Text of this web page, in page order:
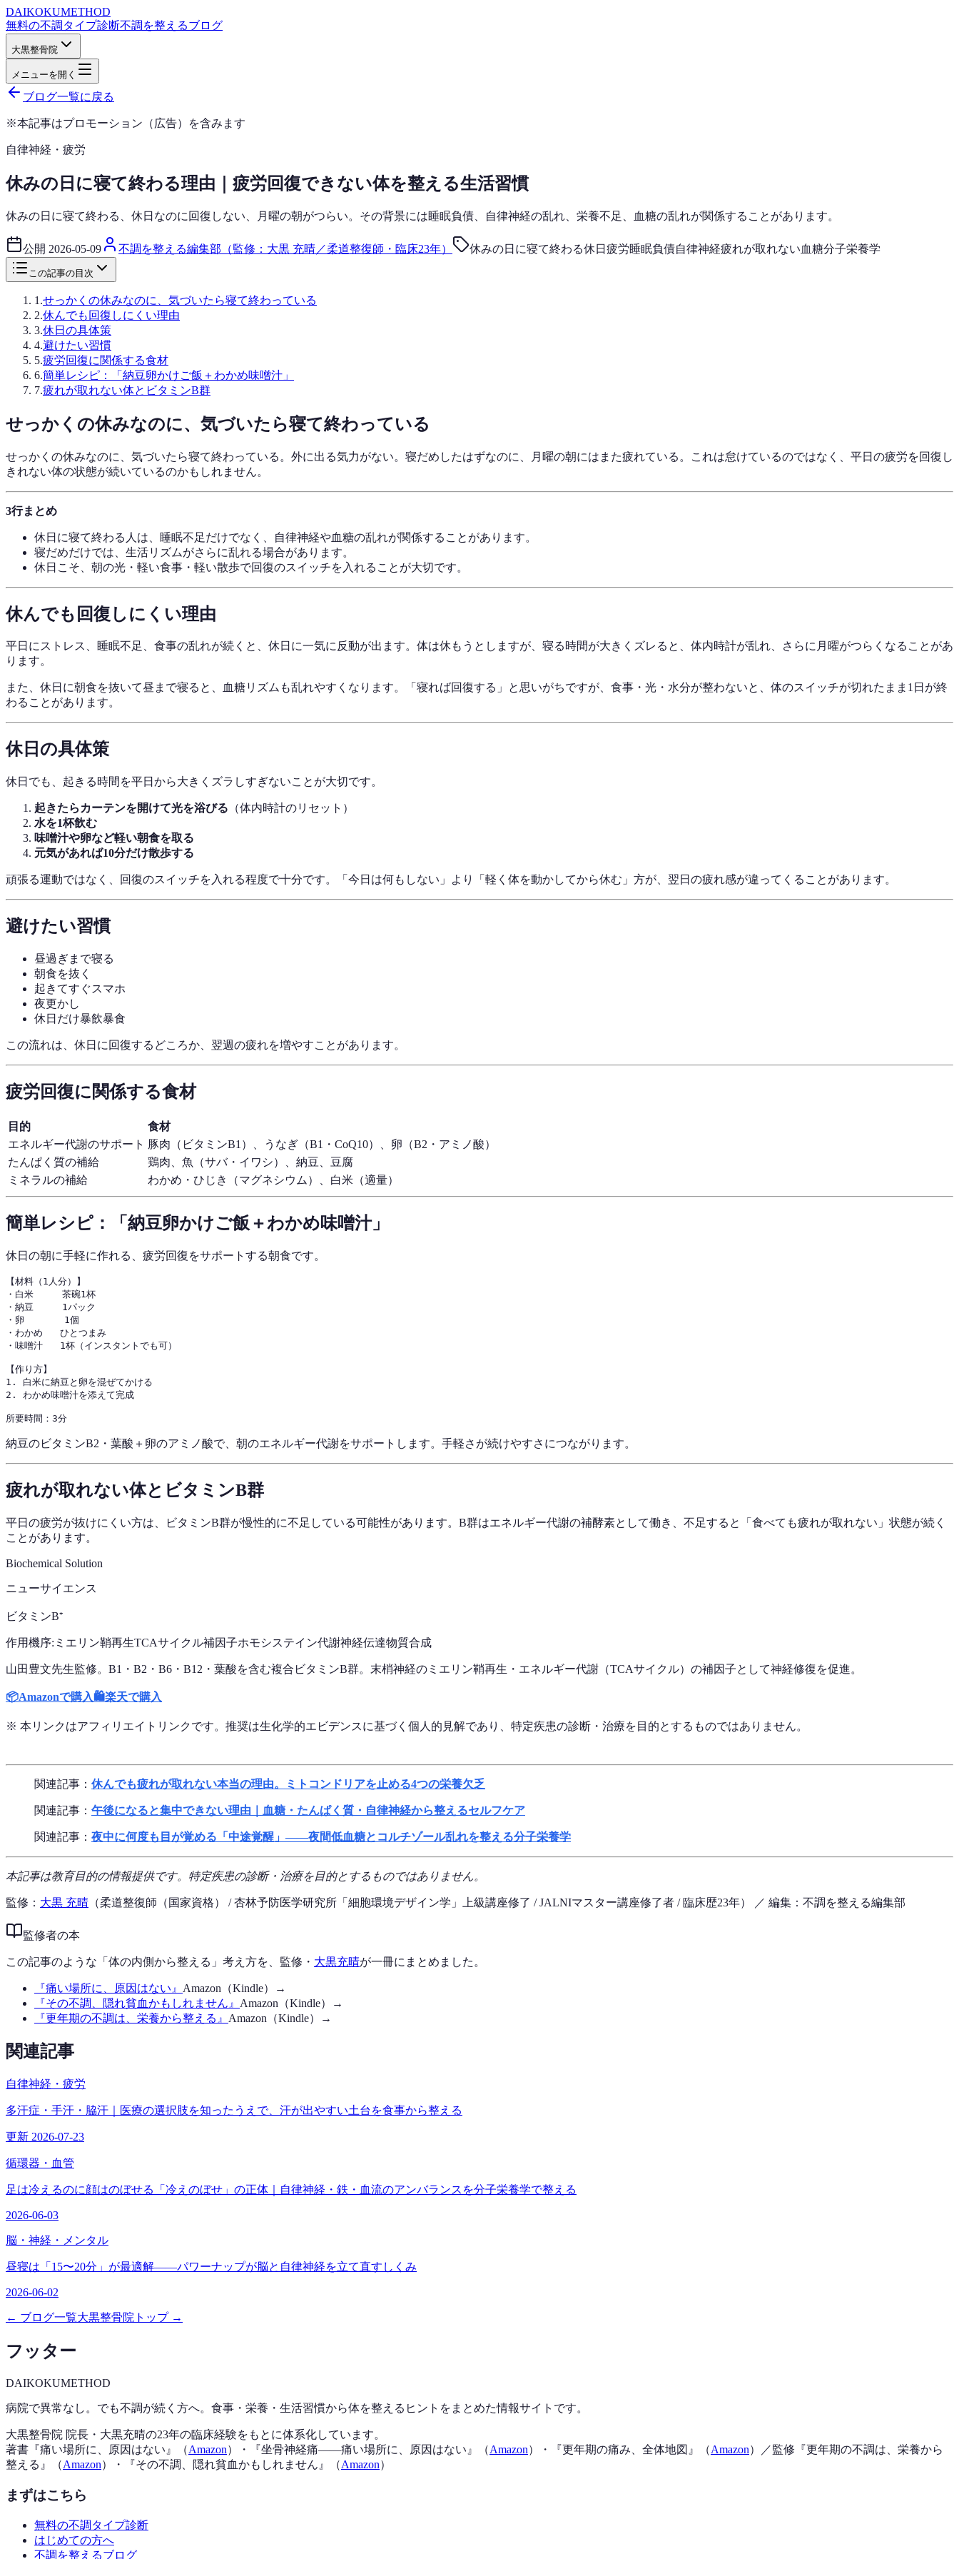
DAIKOKUMETHOD
無料の不調タイプ診断不調を整えるブログ
大黒整骨院
メニューを開く
ブログ一覧に戻る
※本記事はプロモーション（広告）を含みます
自律神経・疲労
休みの日に寝て終わる理由｜疲労回復できない体を整える生活習慣
休みの日に寝て終わる、休日なのに回復しない、月曜の朝がつらい。その背景には睡眠負債、自律神経の乱れ、栄養不足、血糖の乱れが関係することがあります。
公開 2026-05-09 不調を整える編集部（監修：大黒 充晴／柔道整復師・臨床23年） 休みの日に寝て終わる休日疲労睡眠負債自律神経疲れが取れない血糖分子栄養学
この記事の目次
1 .せっかくの休みなのに、気づいたら寝て終わっている
2.休んでも回復しにくい理由
3.休日の具体策
4.避けたい習慣
5.疲労回復に関係する食材
6.簡単レシピ：「納豆卵かけご飯＋わかめ味噌汁」
7.疲れが取れない体とビタミンB群
せっかくの休みなのに、気づいたら寝て終わっている
せっかくの休みなのに、気づいたら寝て終わっている。外に出る気力がない。寝だめしたはずなのに、月曜の朝にはまた疲れている。これは怠けているのではなく、平日の疲労を回復し
きれない体の状態が続いているのかもしれません。
3行まとめ
休日に寝て終わる人は、睡眠不足だけでなく、自律神経や血糖の乱れが関係することがあります。
寝だめだけでは、生活リズムがさらに乱れる場合があります。
休日こそ、朝の光・軽い食事・軽い散歩で回復のスイッチを入れることが大切です。
休んでも回復しにくい理由
平日にストレス、睡眠不足、食事の乱れが続くと、休日に一気に反動が出ます。体は休もうとしますが、寝る時間が大きくズレると、体内時計が乱れ、さらに月曜がつらくなることがあ
ります。
また、休日に朝食を抜いて昼まで寝ると、血糖リズムも乱れやすくなります。「寝れば回復する」と思いがちですが、食事・光・水分が整わないと、体のスイッチが切れたまま1日が終
わることがあります。
休日の具体策
休日でも、起きる時間を平日から大きくズラしすぎないことが大切です。
起きたらカーテンを開けて光を浴びる （体内時計のリセット）
水を1杯飲む
味噌汁や卵など軽い朝食を取る
元気があれば10分だけ散歩する
頑張る運動ではなく、回復のスイッチを入れる程度で十分です。「今日は何もしない」より「軽く体を動かしてから休む」方が、翌日の疲れ感が違ってくることがあります。
避けたい習慣
昼過ぎまで寝る
朝食を抜く
起きてすぐスマホ
夜更かし
休日だけ暴飲暴食
この流れは、休日に回復するどころか、翌週の疲れを増やすことがあります。
疲労回復に関係する食材
目的
食材
エネルギー代謝のサポート 豚肉（ビタミンB1）、うなぎ（B1・CoQ10）、卵（B2・アミノ酸）
たんぱく質の補給
鶏肉、魚（サバ・イワシ）、納豆、豆腐
ミネラルの補給
わかめ・ひじき（マグネシウム）、白米（適量）
簡単レシピ：「納豆卵かけご飯＋わかめ味噌汁」
休日の朝に手軽に作れる、疲労回復をサポートする朝食です。
【材料（1人分）】
・白米     茶碗1杯
・納豆     1パック
・卵       1個
・わかめ   ひとつまみ
・味噌汁   1杯（インスタントでも可）
【作り方】
1. 白米に納豆と卵を混ぜてかける
2. わかめ味噌汁を添えて完成
納豆のビタミンB2・葉酸＋卵のアミノ酸で、朝のエネルギー代謝をサポートします。手軽さが続けやすさにつながります。
疲れが取れない体とビタミンB群
平日の疲労が抜けにくい方は、ビタミンB群が慢性的に不足している可能性があります。B群はエネルギー代謝の補酵素として働き、不足すると「食べても疲れが取れない」状態が続く
ことがあります。
Biochemical Solution
ニューサイエンス
ビタミンB⁺
作用機序: ミエリン鞘再生TCAサイクル補因子ホモシステイン代謝神経伝達物質合成
山田豊文先生監修。B1・B2・B6・B12・葉酸を含む複合ビタミンB群。末梢神経のミエリン鞘再生・エネルギー代謝（TCAサイクル）の補因子として神経修復を促進。
📦Amazonで購入🛍️楽天で購入
※ 本リンクはアフィリエイトリンクです。推奨は生化学的エビデンスに基づく個人的見解であり、特定疾患の診断・治療を目的とするものではありません。
関連記事： 休んでも疲れが取れない本当の理由。ミトコンドリアを止める4つの栄養欠乏
関連記事： 午後になると集中できない理由｜血糖・たんぱく質・自律神経から整えるセルフケア
関連記事： 夜中に何度も目が覚める「中途覚醒」——夜間低血糖とコルチゾール乱れを整える分子栄養学
本記事は教育目的の情報提供です。特定疾患の診断・治療を目的とするものではありません。
監修： 大黒 充晴 （柔道整復師（国家資格） / 杏林予防医学研究所「細胞環境デザイン学」上級講座修了 / JALNIマスター講座修了者 / 臨床歴23年） ／ 編集：不調を整える編集部
監修者の本
この記事のような「体の内側から整える」考え方を、監修・ 大黒充晴が一冊にまとめました。
『痛い場所に、原因はない 』 Amazon（Kindle）→
『その不調、隠れ貧血かもしれません 』 Amazon（Kindle）→
『更年期の不調は、栄養から整える 』 Amazon（Kindle）→
関連記事
自律神経・疲労
多汗症・手汗・脇汗｜医療の選択肢を知ったうえで、汗が出やすい土台を食事から整える
更新 2026-07-23
循環器・血管
足は冷えるのに顔はのぼせる「冷えのぼせ」の正体｜自律神経・鉄・血流のアンバランスを分子栄養学で整える
2026-06-03
脳・神経・メンタル
昼寝は「15〜20分」が最適解——パワーナップが脳と自律神経を立て直すしくみ
2026-06-02
← ブログ一覧大黒整骨院トップ →
フッター
DAIKOKUMETHOD
病院で異常なし。でも不調が続く方へ。食事・栄養・生活習慣から体を整えるヒントをまとめた情報サイトです。
大黒整骨院 院長・大黒充晴の23年の臨床経験をもとに体系化しています。
著書『痛い場所に、原因はない 』（Amazon） ・『坐骨神経痛——痛い場所に、原因はない 』（Amazon） ・『更年期の痛み、全体地図 』（Amazon） ／監修『更年期の不調は、栄養から
整える 』（Amazon） ・『その不調、隠れ貧血かもしれません 』（Amazon）
まずはこちら
無料の不調タイプ診断
はじめての方へ
不調を整えるブログ